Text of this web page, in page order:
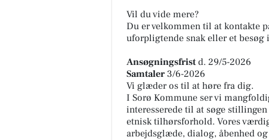
Vil du vide mere?
Du er velkommen til at kontakte
uforpligtende snak eller et besøg
Ansøgningsfristd. 29/5-2026
Samtaler 3/6-2026
Vi glæder os til at høre fra dig.
I Sorø Kommune ser vi
interesserede til at søge
etnisk tilhørsforhold. Vores
arbejdsglæde, dialog, åbenhed